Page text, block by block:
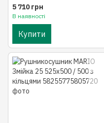
"
5 710 грн
В наявності
Купити